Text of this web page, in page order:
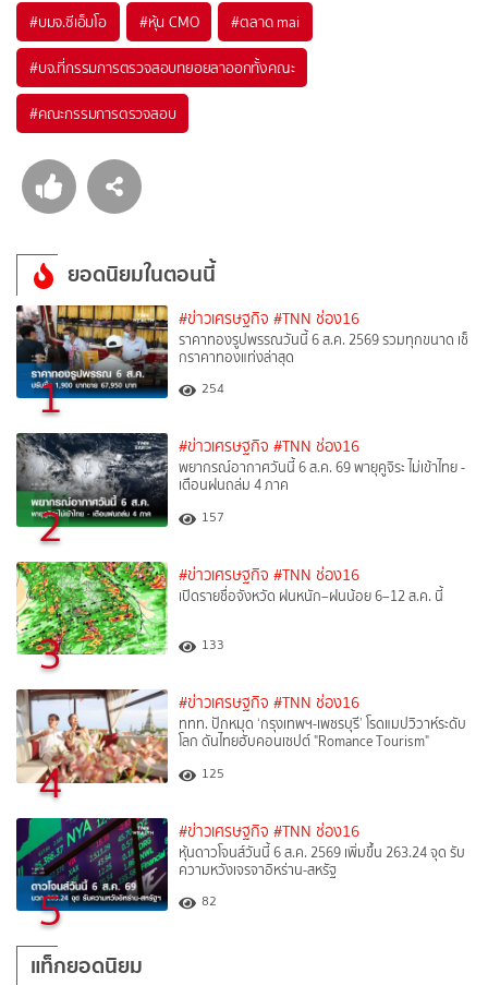
#บมจ.ซีเอ็มโอ #หุ้น CMO #ตลาด mai
#บจ.ที่กรรมการตรวจสอบทยอยลาออกทั้งคณะ
#คณะกรรมการตรวจสอบ
ยอดนิยมในตอนนี้
1
#ข่าวเศรษฐกิจ #TNN ช่อง16
ราคาทองรูปพรรณวันนี้ 6 ส.ค. 2569 รวมทุกขนาด เช็
กราคาทองแท่งล่าสุด
254
2
#ข่าวเศรษฐกิจ #TNN ช่อง16
พยากรณ์อากาศวันนี้ 6 ส.ค. 69 พายุคูจิระ ไม่เข้าไทย -
เตือนฝนถล่ม 4 ภาค
157
3
#ข่าวเศรษฐกิจ #TNN ช่อง16
เปิดรายชื่อจังหวัด ฝนหนัก–ฝนน้อย 6–12 ส.ค. นี้
133
4
#ข่าวเศรษฐกิจ #TNN ช่อง16
ททท. ปักหมุด ‘กรุงเทพฯ-เพชรบุรี’ โรดแมปวิวาห์ระดับ
โลก ดันไทยฮับคอนเซปต์ "Romance Tourism"
125
5
#ข่าวเศรษฐกิจ #TNN ช่อง16
หุ้นดาวโจนส์วันนี้ 6 ส.ค. 2569 เพิ่มขึ้น 263.24 จุด รับ
ความหวังเจรจาอิหร่าน-สหรัฐ
82
แท็กยอดนิยม